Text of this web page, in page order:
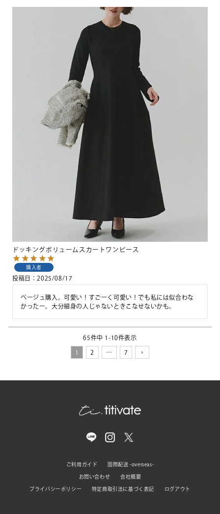
ドッキングボリュームスカートワンピース
購入者
投稿日 2025/08/17
ベージュ購入。可愛い！すごーく可愛い！でも私には似合わな
かったー。大分細身の人じゃないときこなせないかも。
65件中 1 -10件表示
1 2 … 7
ご利用ガイド 国際配送 -overseas-
お問い合わせ 会社概要
プライバシーポリシー 特定商取引法に基づく表記 ログアウト